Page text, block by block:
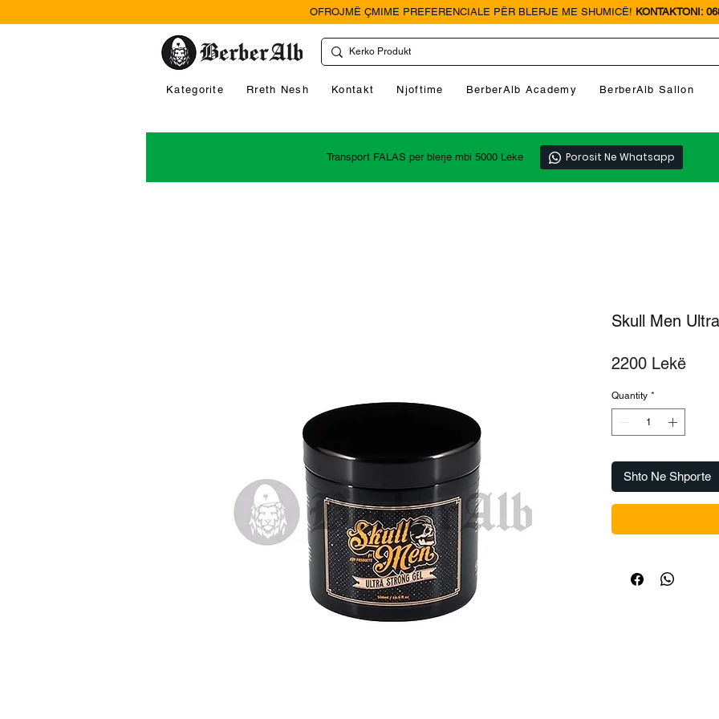
OFROJMË ÇMIME PREFERENCIALE PËR BLERJE ME SHUMICË! KONTAKTONI:
Kategorite Rreth Nesh Kontakt Njoftime BerberAlb Academy BerberAlb Sallon
Transport FALAS per blerje mbi 5000 Leke Porosit Ne Whatsapp
Skull Men
2200 LekëPrice
Quantity *
Shto Ne Shporte